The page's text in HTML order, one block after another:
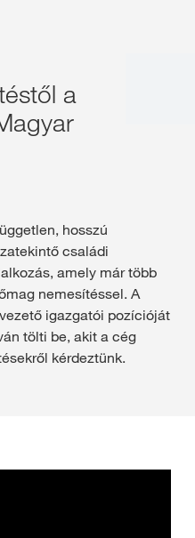
a
hosszú
családi
amely már több
nemesítéssel. A
igazgatói pozícióját
tölti be, akit a cég
kérdeztünk.